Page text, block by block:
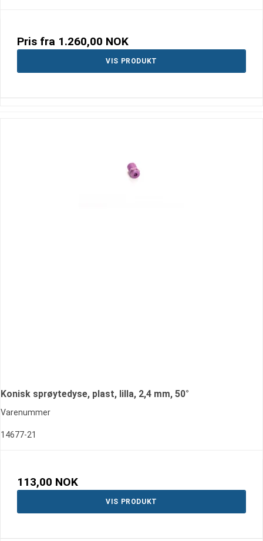
Pris fra 1.260,00 NOK
VIS PRODUKT
Konisk sprøytedyse, plast, lilla, 2,4 mm, 50°
Varenummer
14677-21
113,00 NOK
VIS PRODUKT